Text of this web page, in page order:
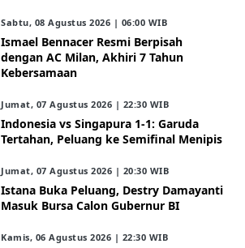
Sabtu, 08 Agustus 2026 | 06:00 WIB
Ismael Bennacer Resmi Berpisah
dengan AC Milan, Akhiri 7 Tahun
Kebersamaan
Jumat, 07 Agustus 2026 | 22:30 WIB
Indonesia vs Singapura 1-1: Garuda
Tertahan, Peluang ke Semifinal Menipis
Jumat, 07 Agustus 2026 | 20:30 WIB
Istana Buka Peluang, Destry Damayanti
Masuk Bursa Calon Gubernur BI
Kamis, 06 Agustus 2026 | 22:30 WIB